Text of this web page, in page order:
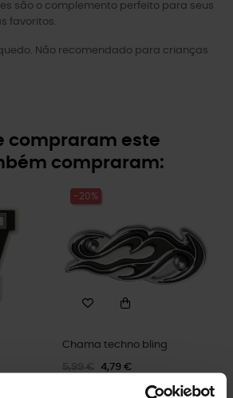
são o complemento perfeito para seus
favoritos.
Não recomendado para crianças
compraram este
compraram:
-20%
Chama techno bling
5,99 € 4,79 €